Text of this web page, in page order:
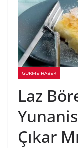
GURME HABER
Laz
Çıkar